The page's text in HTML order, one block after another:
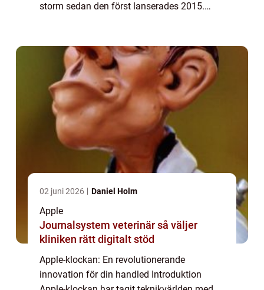
storm sedan den först lanserades 2015.
olika fun...
02 juni 2026 Daniel Holm
Apple
Journalsystem veterinär så väljer
kliniken rätt digitalt stöd
Apple-klockan: En revolutionerande
innovation för din handled Introduktion